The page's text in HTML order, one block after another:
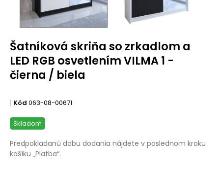
Šatníková skriňa so zrkadlom a
LED RGB osvetlením VILMA 1 -
čierna / biela
Kód 063-08-00671
Skladom
Predpokladanú dobu dodania nájdete v poslednom kroku
košíku „Platba“.